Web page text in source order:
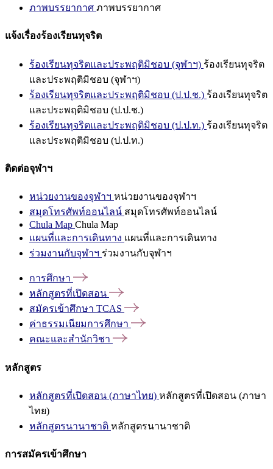
ภาพบรรยากาศ ภาพบรรยากาศ
แจ้งเรื่องร้องเรียนทุจริต
ร้องเรียนทุจริตและประพฤติมิชอบ (จุฬาฯ) ร้องเรียนทุจริต
และประพฤติมิชอบ (จุฬาฯ)
ร้องเรียนทุจริตและประพฤติมิชอบ (ป.ป.ช.) ร้องเรียนทุจริต
และประพฤติมิชอบ (ป.ป.ช.)
ร้องเรียนทุจริตและประพฤติมิชอบ (ป.ป.ท.) ร้องเรียนทุจริต
และประพฤติมิชอบ (ป.ป.ท.)
ติดต่อจุฬาฯ
หน่วยงานของจุฬาฯ หน่วยงานของจุฬาฯ
สมุดโทรศัพท์ออนไลน์ สมุดโทรศัพท์ออนไลน์
Chula Map Chula Map
แผนที่และการเดินทาง แผนที่และการเดินทาง
ร่วมงานกับจุฬาฯ ร่วมงานกับจุฬาฯ
การศึกษา
หลักสูตรที่เปิดสอน
สมัครเข้าศึกษา TCAS
ค่าธรรมเนียมการศึกษา
คณะและสำนักวิชา
หลักสูตร
หลักสูตรที่เปิดสอน (ภาษาไทย) หลักสูตรที่เปิดสอน (ภาษา
ไทย)
หลักสูตรนานาชาติ หลักสูตรนานาชาติ
การสมัครเข้าศึกษา